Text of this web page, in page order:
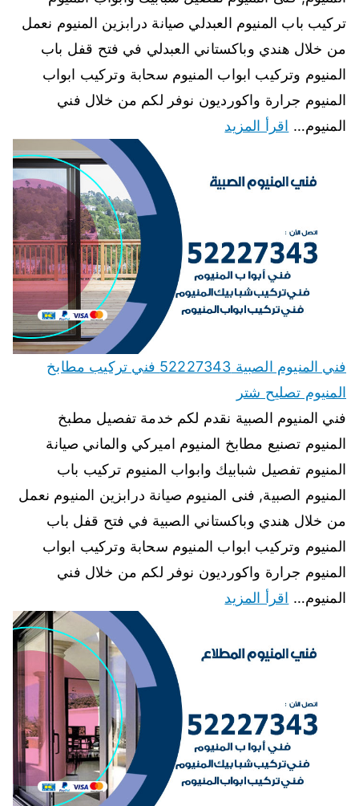
تركيب باب المنيوم العبدلي صيانة درابزين المنيوم نعمل
من خلال هندي وباكستاني العبدلي في فتح قفل باب
المنيوم وتركيب ابواب المنيوم سحابة وتركيب ابواب
المنيوم جرارة واكورديون نوفر لكم من خلال فني
المنيوم… اقرأ المزيد
فني المنيوم الصبية 52227343 فني تركيب مطابخ
المنيوم تصليح شتر
فني المنيوم الصبية نقدم لكم خدمة تفصيل مطبخ
المنيوم تصنيع مطابخ المنيوم اميركي والماني صيانة
المنيوم تفصيل شبابيك وابواب المنيوم تركيب باب
المنيوم الصبية, فنى المنيوم صيانة درابزين المنيوم نعمل
من خلال هندي وباكستاني الصبية في فتح قفل باب
المنيوم وتركيب ابواب المنيوم سحابة وتركيب ابواب
المنيوم جرارة واكورديون نوفر لكم من خلال فني
المنيوم… اقرأ المزيد